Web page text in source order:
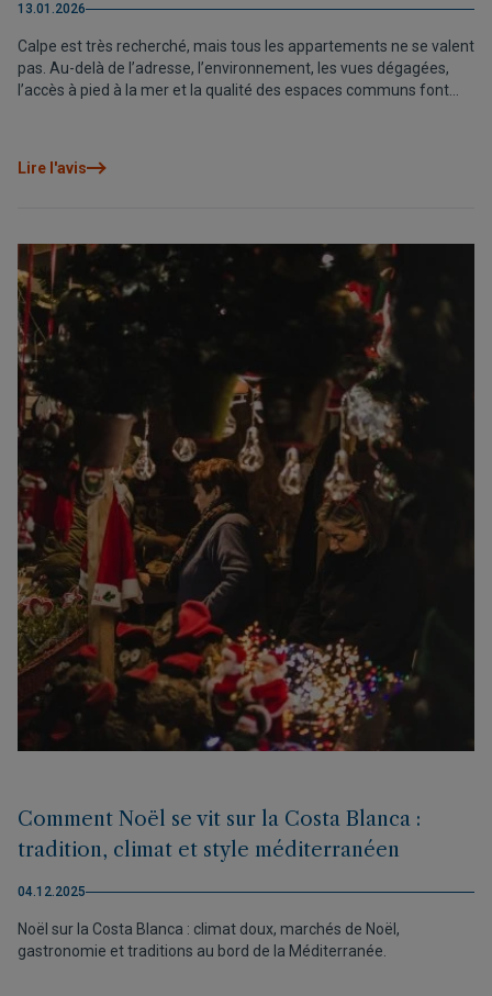
13.01.2026
Calpe est très recherché, mais tous les appartements ne se valent
pas. Au-delà de l’adresse, l’environnement, les vues dégagées,
l’accès à pied à la mer et la qualité des espaces communs font
Lire l'avis
Comment Noël se vit sur la Costa Blanca :
tradition, climat et style méditerranéen
04.12.2025
Noël sur la Costa Blanca : climat doux, marchés de Noël,
gastronomie et traditions au bord de la Méditerranée.